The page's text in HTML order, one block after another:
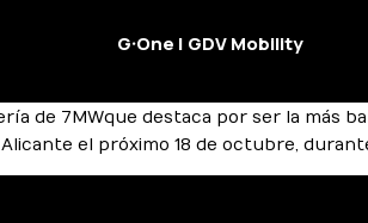
G·One | GDV Mobility
de 7MWque destaca por ser la
el próximo 18 de octubre,